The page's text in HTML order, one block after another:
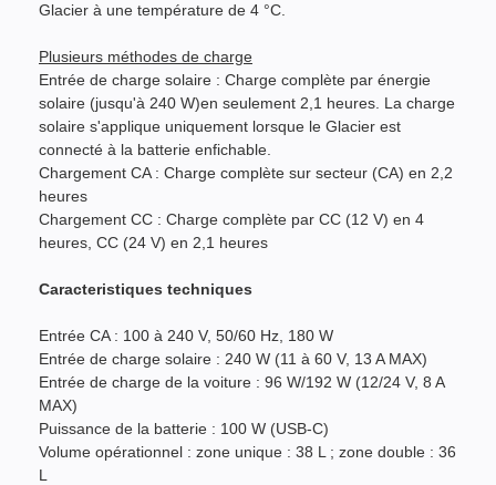
Glacier à une température de 4 °C.
Plusieurs méthodes de charge
Entrée de charge solaire : Charge complète par énergie
solaire (jusqu'à 240 W)en seulement 2,1 heures. La charge
solaire s'applique uniquement lorsque le Glacier est
connecté à la batterie enfichable.
Chargement CA : Charge complète sur secteur (CA) en 2,2
heures
Chargement CC : Charge complète par CC (12 V) en 4
heures, CC (24 V) en 2,1 heures
Caracteristiques techniques
Entrée CA : 100 à 240 V, 50/60 Hz, 180 W
Entrée de charge solaire : 240 W (11 à 60 V, 13 A MAX)
Entrée de charge de la voiture : 96 W/192 W (12/24 V, 8 A
MAX)
Puissance de la batterie : 100 W (USB-C)
Volume opérationnel : zone unique : 38 L ; zone double : 36
L